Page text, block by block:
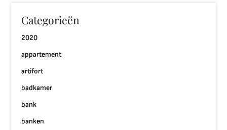
Categorieën
2020
appartement
artifort
badkamer
bank
banken